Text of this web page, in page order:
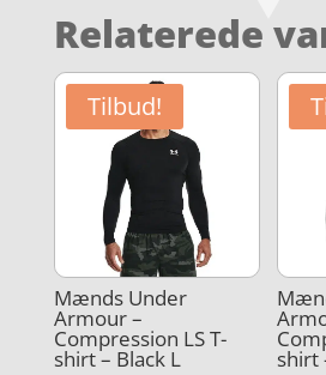
Relaterede
Tilbud!
Mænds Under
Armour –
Compression LS T-
shirt – Black L shirt